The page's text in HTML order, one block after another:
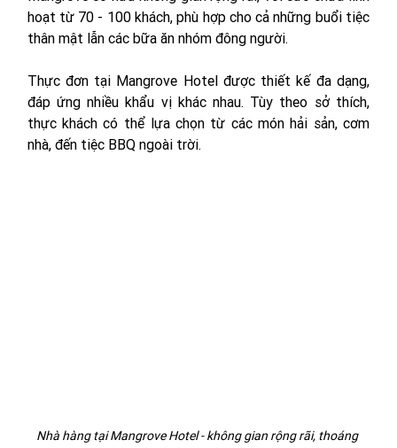
hoạt từ 70 - 100 khách, phù hợp cho cả những buổi tiệc
thân mật lẫn các bữa ăn nhóm đông người.
Thực đơn tại Mangrove Hotel được thiết kế đa dạng,
đáp ứng nhiều khẩu vị khác nhau. Tùy theo sở thích,
thực khách có thể lựa chọn từ các món hải sản, cơm
nhà, đến tiệc BBQ ngoài trời.
Nhà hàng tại Mangrove Hotel - không gian rộng rãi, thoáng